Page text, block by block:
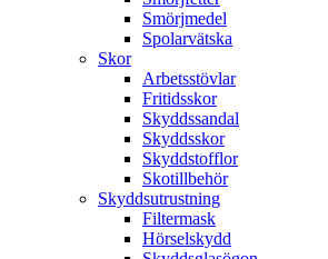
Smörjmedel
Spolarvätska
Skor
Arbetsstövlar
Fritidsskor
Skyddssandal
Skyddsskor
Skyddstofflor
Skotillbehör
Skyddsutrustning
Filtermask
Hörselskydd